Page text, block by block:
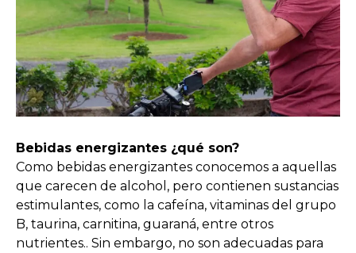
Bebidas energizantes ¿qué son?
Como bebidas energizantes conocemos a aquellas
que carecen de alcohol, pero contienen sustancias
estimulantes, como la cafeína, vitaminas del grupo
B, taurina, carnitina, guaraná, entre otros
nutrientes.. Sin embargo, no son adecuadas para